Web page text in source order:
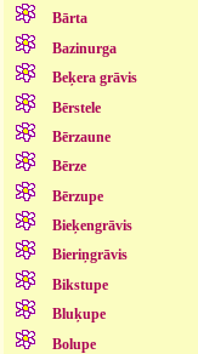
Bārta
Bazinurga
Beķera grāvis
Bērstele
Bērzaune
Bērze
Bērzupe
Bieķengrāvis
Bieriņgrāvis
Bikstupe
Bluķupe
Bolupe